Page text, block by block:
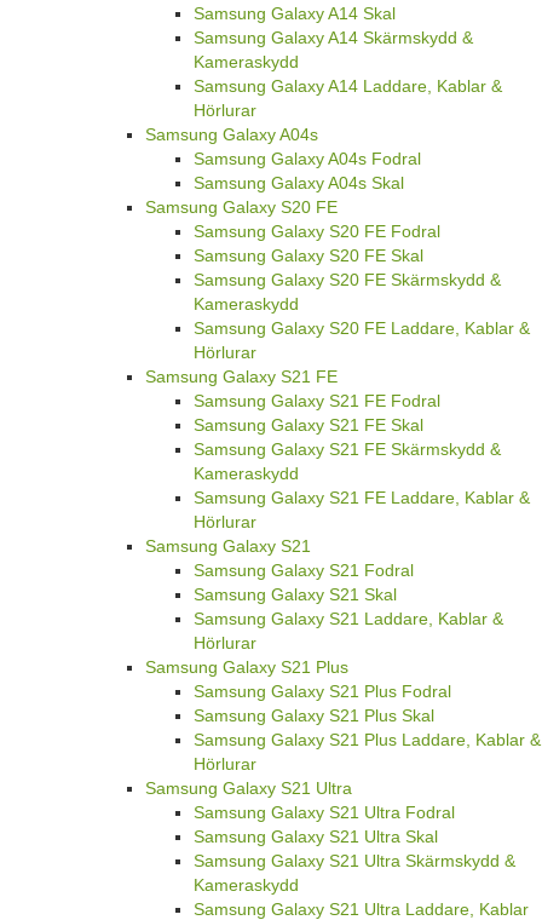
Samsung Galaxy A14 Skal
Samsung Galaxy A14 Skärmskydd &
Kameraskydd
Samsung Galaxy A14 Laddare, Kablar &
Hörlurar
Samsung Galaxy A04s
Samsung Galaxy A04s Fodral
Samsung Galaxy A04s Skal
Samsung Galaxy S20 FE
Samsung Galaxy S20 FE Fodral
Samsung Galaxy S20 FE Skal
Samsung Galaxy S20 FE Skärmskydd &
Kameraskydd
Samsung Galaxy S20 FE Laddare, Kablar &
Hörlurar
Samsung Galaxy S21 FE
Samsung Galaxy S21 FE Fodral
Samsung Galaxy S21 FE Skal
Samsung Galaxy S21 FE Skärmskydd &
Kameraskydd
Samsung Galaxy S21 FE Laddare, Kablar &
Hörlurar
Samsung Galaxy S21
Samsung Galaxy S21 Fodral
Samsung Galaxy S21 Skal
Samsung Galaxy S21 Laddare, Kablar &
Hörlurar
Samsung Galaxy S21 Plus
Samsung Galaxy S21 Plus Fodral
Samsung Galaxy S21 Plus Skal
Samsung Galaxy S21 Plus Laddare, Kablar &
Hörlurar
Samsung Galaxy S21 Ultra
Samsung Galaxy S21 Ultra Fodral
Samsung Galaxy S21 Ultra Skal
Samsung Galaxy S21 Ultra Skärmskydd &
Kameraskydd
Samsung Galaxy S21 Ultra Laddare, Kablar